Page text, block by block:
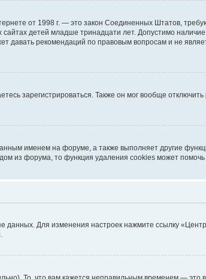
от 1998 г. — это закон Соединенных Штатов,
детей младше тринадцати лет. Допустимо
давать рекомендаций по правовым вопросам и не
зарегистрироваться. Также он мог вообще
именем на форуме, а также выполняет другие
из форума, то функция удаления cookies может
данных. Для изменения настроек нажмите ссылку